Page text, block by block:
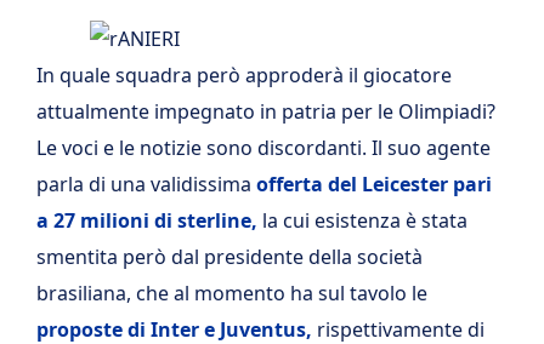
In quale squadra però approderà il giocatore
attualmente impegnato in patria per le Olimpiadi?
Le voci e le notizie sono discordanti. Il suo agente
parla di una validissima offerta del Leicester pari
a 27 milioni di sterline, la cui esistenza è stata
smentita però dal presidente della società
brasiliana, che al momento ha sul tavolo le
proposte di Inter e Juventus, rispettivamente di